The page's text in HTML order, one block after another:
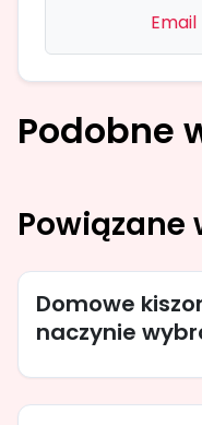
Email
Podobne
Powiązane
Domowe
naczynie